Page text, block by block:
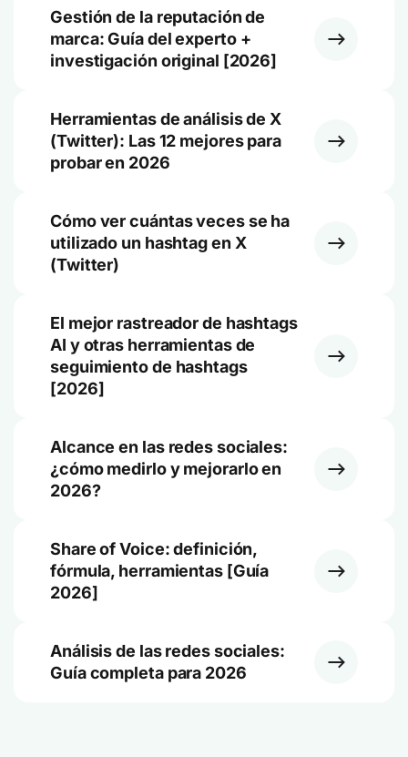
Gestión de la reputación de
marca: Guía del experto +
investigación original [2026]
Herramientas de análisis de X
(Twitter): Las 12 mejores para
probar en 2026
Cómo ver cuántas veces se ha
utilizado un hashtag en X
(Twitter)
El mejor rastreador de hashtags
AI y otras herramientas de
seguimiento de hashtags
[2026]
Alcance en las redes sociales:
¿cómo medirlo y mejorarlo en
2026?
Share of Voice: definición,
fórmula, herramientas [Guía
2026]
Análisis de las redes sociales:
Guía completa para 2026